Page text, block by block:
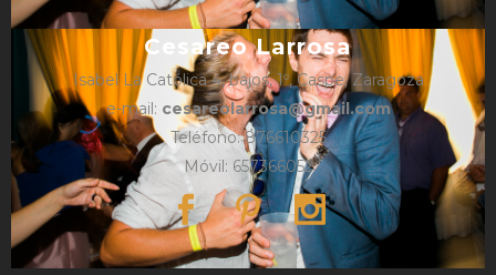
Cesareo Larrosa
Isabel La Católica 4, bajos, 1º, Caspe, Zaragoza
e-mail: cesareolarrosa@gmail.com
Teléfono: 876610325
Móvil: 657366052